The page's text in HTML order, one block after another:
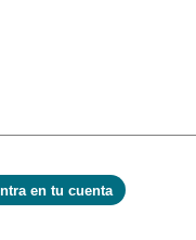
en tu cuenta